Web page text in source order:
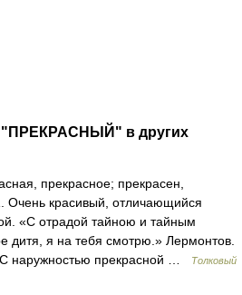
"ПРЕКРАСНЫЙ" в других
прекрасное; прекрасен,
Очень красивый, отличающийся
«С отрадой тайною и тайным
дитя, я на тебя смотрю.» Лермонтов.
наружностью прекрасной …
Толковый